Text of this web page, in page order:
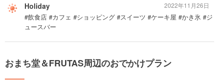
Holiday
#飲食店 #カフェ #ショッピング #スイーツ #ケーキ屋 #かき氷 #ジ
ュースバー
2022年11月26日
おまち堂＆FRUTAS周辺のおでかけプラン